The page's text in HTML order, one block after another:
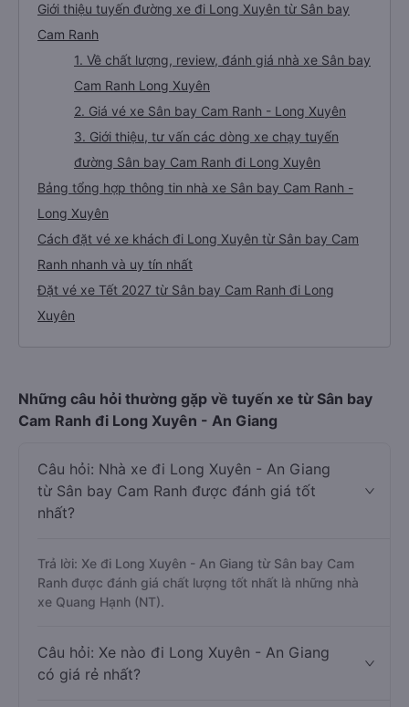
Giới thiệu tuyến đường xe đi Long Xuyên từ Sân bay
Cam Ranh
1. Về chất lượng, review, đánh giá nhà xe Sân bay
Cam Ranh Long Xuyên
2. Giá vé xe Sân bay Cam Ranh - Long Xuyên
3. Giới thiệu, tư vấn các dòng xe chạy tuyến
đường Sân bay Cam Ranh đi Long Xuyên
Bảng tổng hợp thông tin nhà xe Sân bay Cam Ranh -
Long Xuyên
Cách đặt vé xe khách đi Long Xuyên từ Sân bay Cam
Ranh nhanh và uy tín nhất
Đặt vé xe Tết 2027 từ Sân bay Cam Ranh đi Long
Xuyên
Những câu hỏi thường gặp về tuyến xe từ Sân bay
Cam Ranh đi Long Xuyên - An Giang
Câu hỏi: Nhà xe đi Long Xuyên - An Giang
từ Sân bay Cam Ranh được đánh giá tốt
nhất?
Trả lời: Xe đi Long Xuyên - An Giang từ Sân bay Cam
Ranh được đánh giá chất lượng tốt nhất là những nhà
xe Quang Hạnh (NT).
Câu hỏi: Xe nào đi Long Xuyên - An Giang
có giá rẻ nhất?